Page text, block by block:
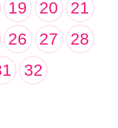
19 20
21
26 27
28
32